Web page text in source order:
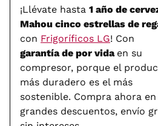
¡Llévate hasta 1 año de
Mahou cinco estrellas de
con Frigoríficos LG! Con
garantía de por vida en su
compresor, porque el
más duradero es el más
sostenible. Compra ahora
grandes descuentos, envío